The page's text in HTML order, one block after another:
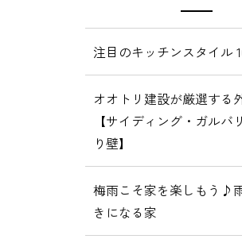
注目のキッチンスタイル
オオトリ建設が厳選する
【サイディング・ガルバ
り壁】
梅雨こそ家を楽しもう♪
きになる家